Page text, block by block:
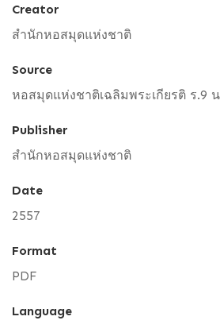
Creator
สำนักหอสมุดแห่งชาติ
Source
หอสมุดแห่งชาติเฉลิมพระเกียรติ ร.9
Publisher
สำนักหอสมุดแห่งชาติ
Date
2557
Format
PDF
Language